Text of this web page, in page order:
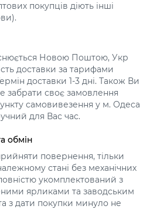
покупців діють інші
Новою Поштою, Укр
доставки за тарифами
доставки 1-3 дні. Також Ви
забрати своє замовлення
самовивезення у м. Одеса
для Вас час.
обмін
повернення, тільки
стані без механічних
укомплектований з
ярликами та заводським
з дати покупки минуло не